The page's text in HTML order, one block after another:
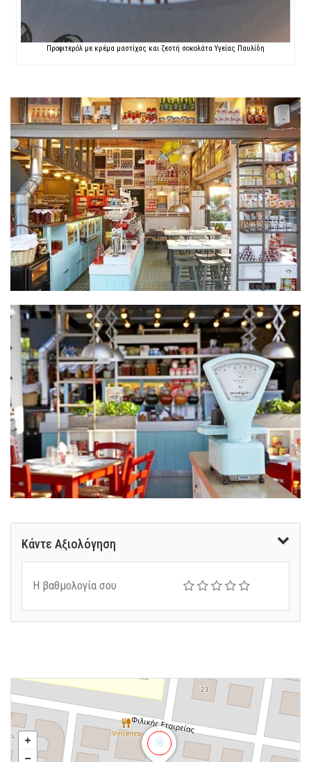
Προφιτερόλ με κρέμα μαστίχας και ζεστή σοκολάτα Υγείας Παυλίδη
Κάντε Αξιολόγηση
Η βαθμολογία σου